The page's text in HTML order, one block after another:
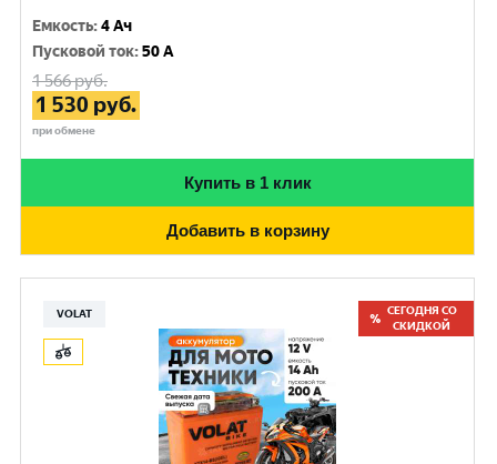
Емкость:4 Ач
Пусковой ток:50 A
1 566руб.
1 530 руб.
при обмене
Купить в 1 клик
Добавить в корзину
VOLAT
СЕГОДНЯ СО
СКИДКОЙ